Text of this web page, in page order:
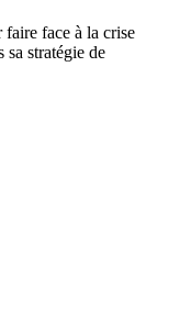
face à la crise
sa stratégie de